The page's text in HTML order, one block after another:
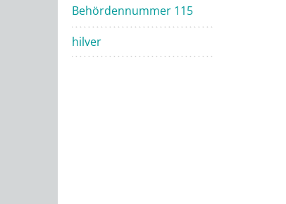
Behördennummer 115
hilver